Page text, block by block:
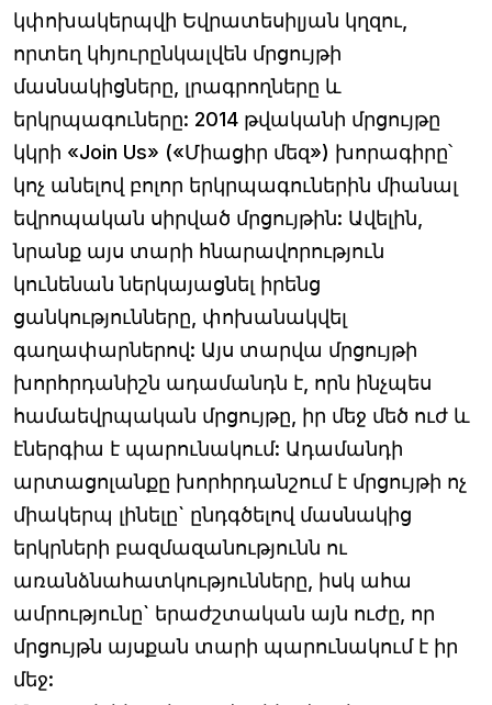
կփոխակերպվի Եվրատեսիլյան կղզու,
որտեղ կհյուրընկալվեն մրցույթի
մասնակիցները, լրագրողները և
երկրպագուները: 2014 թվականի մրցույթը
կկրի «Join Us» («Միացիր մեզ») խորագիրը՝
կոչ անելով բոլոր երկրպագուներին միանալ
եվրոպական սիրված մրցույթին: Ավելին,
նրանք այս տարի հնարավորություն
կունենան ներկայացնել իրենց
ցանկությունները, փոխանակվել
գաղափարներով: Այս տարվա մրցույթի
խորհրդանիշն ադամանդն է, որն ինչպես
համաեվրպական մրցույթը, իր մեջ մեծ ուժ և
էներգիա է պարունակում: Ադամանդի
արտացոլանքը խորհրդանշում է մրցույթի ոչ
միակերպ լինելը` ընդգծելով մասնակից
երկրների բազմազանությունն ու
առանձնահատկությունները, իսկ ահա
ամրությունը` երաժշտական այն ուժը, որ
մրցույթն այսքան տարի պարունակում է իր
մեջ: